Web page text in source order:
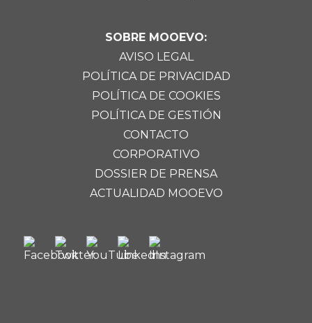
SOBRE MOOEVO:
AVISO LEGAL
POLÍTICA DE PRIVACIDAD
POLÍTICA DE COOKIES
POLÍTICA DE GESTIÓN
CONTACTO
CORPORATIVO
DOSSIER DE PRENSA
ACTUALIDAD MOOEVO